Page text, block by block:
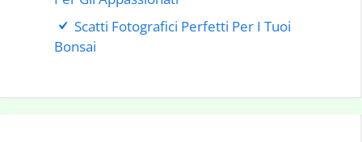
Scatti Fotografici Perfetti Per I Tuoi
Bonsai